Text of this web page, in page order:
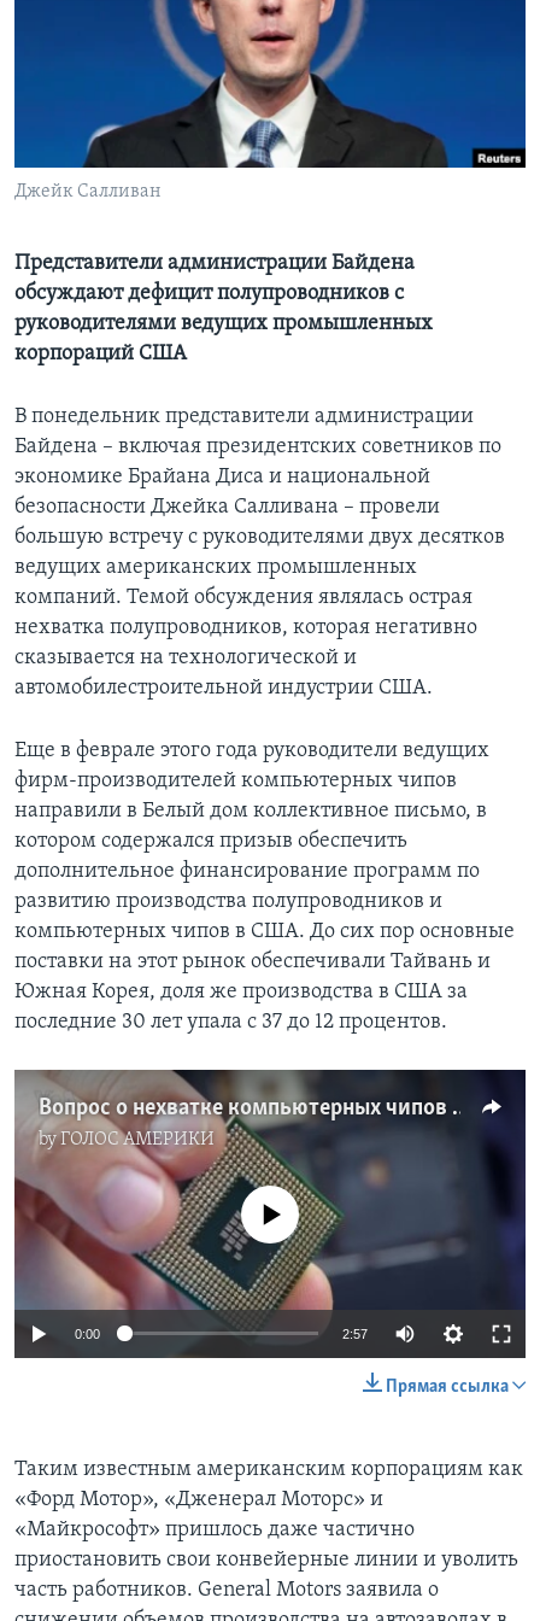
Learning English
Джейк Салливан
Представители администрации Байдена
обсуждают дефицит полупроводников с
руководителями ведущих промышленных
корпораций США
В понедельник представители администрации
Байдена – включая президентских советников по
экономике Брайана Диса и национальной
безопасности Джейка Салливана – провели
большую встречу с руководителями двух десятков
ведущих американских промышленных
компаний. Темой обсуждения являлась острая
нехватка полупроводников, которая негативно
сказывается на технологической и
автомобилестроительной индустрии США.
Еще в феврале этого года руководители ведущих
фирм-производителей компьютерных чипов
направили в Белый дом коллективное письмо, в
котором содержался призыв обеспечить
дополнительное финансирование программ по
развитию производства полупроводников и
компьютерных чипов в США. До сих пор основные
поставки на этот рынок обеспечивали Тайвань и
Южная Корея, доля же производства в США за
последние 30 лет упала с 37 до 12 процентов.
Вопрос о нехватке компьютерных чипов в США решается на уровне Белого дома
byГОЛОС АМЕРИКИ
No media source currently available
0:00 2:57
Прямая ссылка
Таким известным американским корпорациям как
«Форд Мотор», «Дженерал Моторс» и
«Майкрософт» пришлось даже частично
приостановить свои конвейерные линии и уволить
часть работников. General Motors заявила о